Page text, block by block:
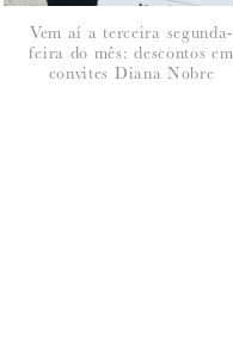
NOME*:
Vem aí a terceira segunda-
feira do mês: descontos em
convites Diana Nobre